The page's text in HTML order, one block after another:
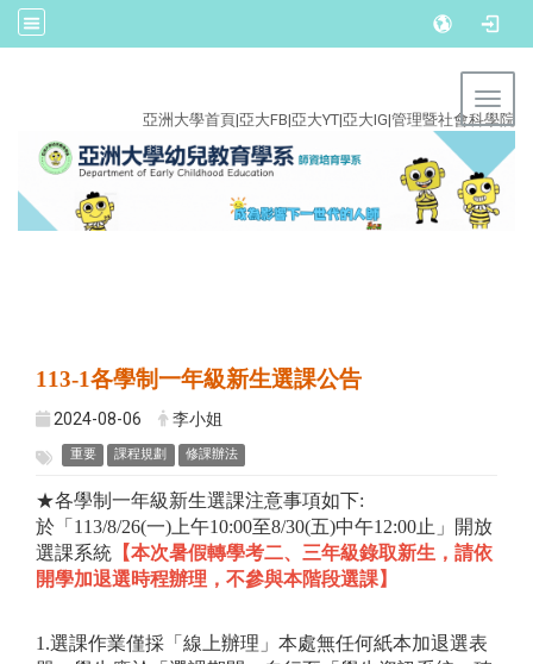
亞洲大學首頁|亞大FB|亞大YT|亞大IG|管理暨社會科學院
113-1各學制一年級新生選課公告
2024-08-06 李小姐
重要 課程規劃 修課辦法
★各學制一年級新生選課注意事項如下:
於「113/8/26(一)上午10:00至8/30(五)中午12:00止」開放
選課系統 【本次暑假轉學考二、三年級錄取新生，請依
開學加退選時程辦理，不參與本階段選課】
1.選課作業僅採「線上辦理」本處無任何紙本加退選表